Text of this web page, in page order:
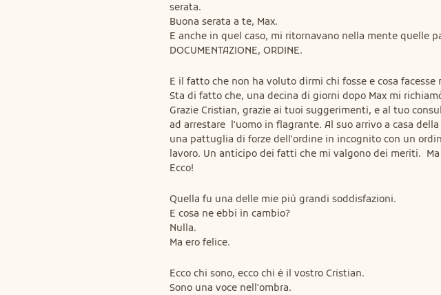
serata.
Buona serata a te, Max.
E anche in quel caso, mi ritornavano nella mente quelle
DOCUMENTAZIONE, ORDINE.
E il fatto che non ha voluto dirmi chi fosse e cosa facesse
Sta di fatto che, una decina di giorni dopo Max mi
Grazie Cristian, grazie ai tuoi suggerimenti, e al tuo
ad arrestare  l'uomo in flagrante. Al suo arrivo a casa
una pattuglia di forze dell'ordine in incognito con un
lavoro. Un anticipo dei fatti che mi valgono dei meriti.
Ecco!
Quella fu una delle mie più grandi soddisfazioni.
E cosa ne ebbi in cambio?
Nulla.
Ma ero felice.
Ecco chi sono, ecco chi è il vostro Cristian.
Sono una voce nell'ombra.